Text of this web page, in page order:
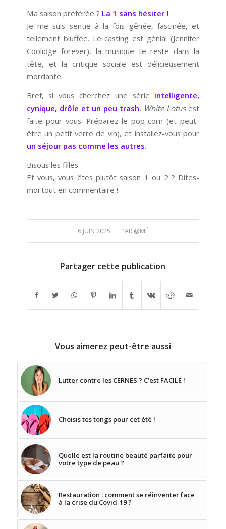
Ma saison préférée ? La 1 sans hésiter !
Je me suis sentie à la fois gênée, fascinée, et
tellement bluffée. Le casting est génial (Jennifer
Coolidge forever), la musique te reste dans la
tête, et la critique sociale est délicieusement
mordante.
Bref, si vous cherchez une série intelligente,
cynique, drôle et un peu trash, White Lotusest
faite pour vous. Préparez le pop-corn (et peut-
être un petit verre de vin), et installez-vous pour
un séjour pas comme les autres.
Bisous les filles
Et vous, vous êtes plutôt saison 1 ou 2 ? Dites-
moi tout en commentaire !
6 JUIN 2025
/ PAR @MÉ
Partager cette publication
Vous aimerez peut-être aussi
Lutter contre les CERNES ? C’est FACILE !
Choisis tes tongs pour cet été !
Quelle est la routine beauté parfaite pour
votre type de peau ?
Restauration : comment se réinventer face
à la crise du Covid-19 ?